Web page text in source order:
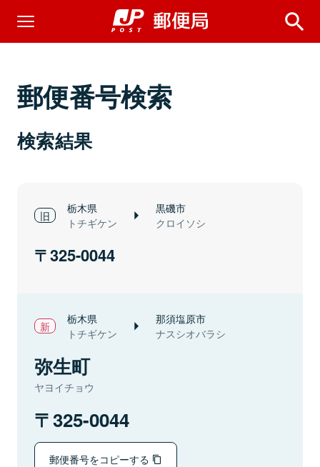
郵便番号検索
検索結果
栃木県
トチギケン
黒磯市
クロイソシ
325-0044
栃木県
トチギケン
那須塩原市
ナスシオバラシ
弥生町
ヤヨイチョウ
325-0044
郵便番号をコピーする